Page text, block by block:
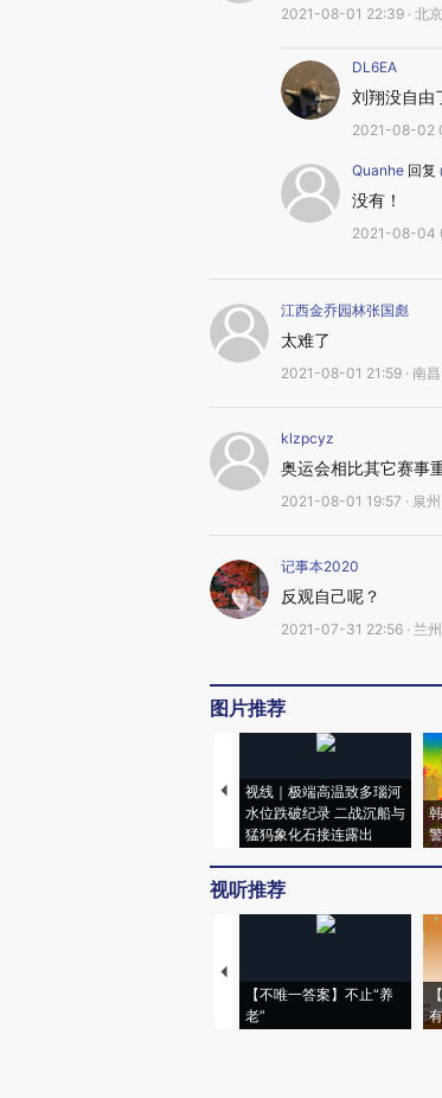
2021-08-01 22:39 · 北京
DL6EA
刘翔没自由
2021-08-02
Quanhe 回复
没有！
2021-08-04
江西金乔园林张国彪
太难了
2021-08-01 21:59 · 南昌
klzpcyz
奥运会相比其它赛事
2021-08-01 19:57 · 泉州
记事本2020
反观自己呢？
2021-07-31 22:56 · 兰州
图片推荐
视线｜极端高温致多瑙河
水位跌破纪录 二战沉船与
猛犸象化石接连露出
视听推荐
【不唯一答案】不止“养
老”